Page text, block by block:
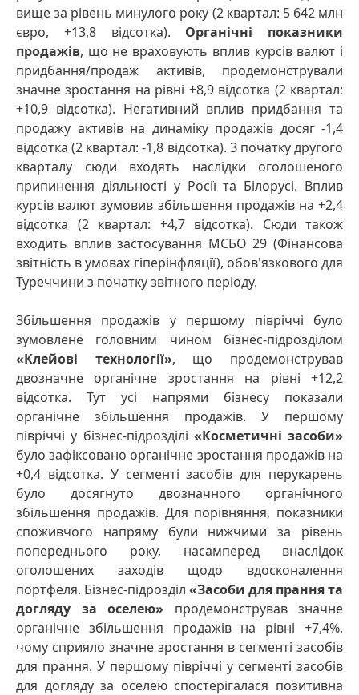
вище за рівень минулого року (2 квартал: 5 642 млн
євро, +13,8 відсотка). Органічні показники
продажів, що не враховують вплив курсів валют і
придбання/продаж активів, продемонстрували
значне зростання на рівні +8,9 відсотка (2 квартал:
+10,9 відсотка). Негативний вплив придбання та
продажу активів на динаміку продажів досяг -1,4
відсотка (2 квартал: -1,8 відсотка). З початку другого
кварталу сюди входять наслідки оголошеного
припинення діяльності у Росії та Білорусі. Вплив
курсів валют зумовив збільшення продажів на +2,4
відсотка (2 квартал: +4,7 відсотка). Сюди також
входить вплив застосування МСБО 29 (Фінансова
звітність в умовах гіперінфляції), обов'язкового для
Туреччини з початку звітного періоду.
Збільшення продажів у першому півріччі було
зумовлене головним чином бізнес-підрозділом
«Клейові технології», що продемонстрував
двозначне органічне зростання на рівні +12,2
відсотка. Тут усі напрями бізнесу показали
органічне збільшення продажів. У першому
півріччі у бізнес-підрозділі «Косметичні засоби»
було зафіксовано органічне зростання продажів на
+0,4 відсотка. У сегменті засобів для перукарень
було досягнуто двозначного органічного
збільшення продажів. Для порівняння, показники
споживчого напряму були нижчими за рівень
попереднього року, насамперед внаслідок
оголошених заходів щодо вдосконалення
портфеля. Бізнес-підрозділ «Засоби для прання та
догляду за оселею» продемонстрував значне
органічне збільшення продажів на рівні +7,4%,
чому сприяло значне зростання в сегменті засобів
для прання. У першому півріччі у сегменті засобів
для догляду за оселею спостерігалася позитивна